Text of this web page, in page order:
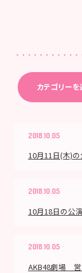
カテゴリー
2018.10.05
10月11日(木)の
2018.10.05
10月18日の公
2018.10.05
AKB48劇場 営